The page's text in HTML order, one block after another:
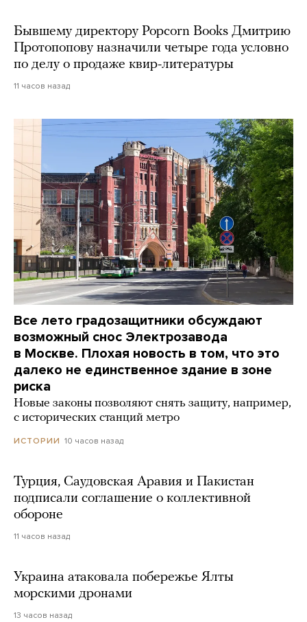
Бывшему директору Popcorn Books Дмитрию
Протопопову назначили четыре года условно
по делу о продаже квир-литературы
11 часов назад
Все лето градозащитники обсуждают
возможный снос Электрозавода
в Москве. Плохая новость в том, что это
далеко не единственное здание в зоне
риска
Новые законы позволяют снять защиту, например,
с исторических станций метро
ИСТОРИИ 10 часов назад
Турция, Саудовская Аравия и Пакистан
подписали соглашение о коллективной
обороне
11 часов назад
Украина атаковала побережье Ялты
морскими дронами
13 часов назад